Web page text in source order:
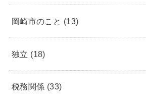
岡崎市のこと (13)
独立 (18)
税務関係 (33)